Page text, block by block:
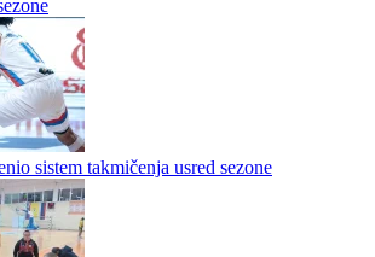
format i izabrala rukovodstvo: sezona
promjene
format i izabrala rukovodstvo: sezona
promjene Skupština ABA lige j.t.d. održana
niz važnih odluka koje će oblikovati...